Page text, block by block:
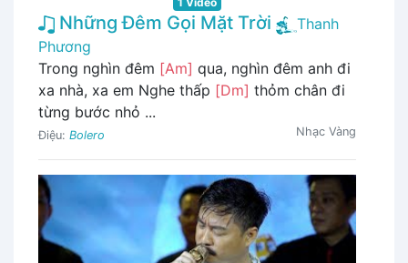
Những Đêm Gọi Mặt Trời
Thanh
Phương
Trong nghìn đêm [Am] qua, nghìn đêm anh đi
xa nhà, xa em Nghe thấp [Dm] thỏm chân đi
từng bước nhỏ ...
Điệu: Bolero Nhạc Vàng